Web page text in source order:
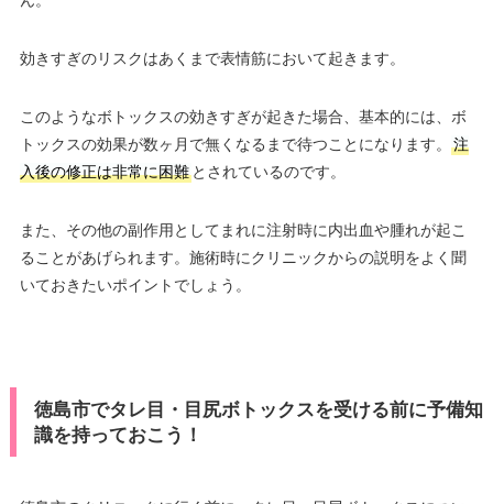
効きすぎのリスクはあくまで表情筋において起きます。
このようなボトックスの効きすぎが起きた場合、基本的には、ボ
トックスの効果が数ヶ月で無くなるまで待つことになります。
注
入後の修正は非常に困難とされているのです。
また、その他の副作用としてまれに注射時に内出血や腫れが起こ
ることがあげられます。施術時にクリニックからの説明をよく聞
いておきたいポイントでしょう。
徳島市でタレ目・目尻ボトックスを受ける前に予備知
識を持っておこう！